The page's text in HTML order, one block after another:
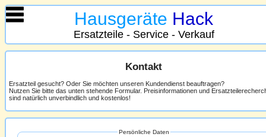
Hausgeräte Hack
Ersatzteile - Service - Verkauf
Kontakt
Ersatzteil gesucht? Oder Sie möchten unseren Kundendienst beauftragen?
Nutzen Sie bitte das unten stehende Formular. Preisinformationen und
sind natürlich unverbindlich und kostenlos!
Persönliche Daten